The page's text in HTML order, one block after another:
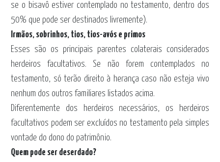
se o bisavô estiver contemplado no testamento, dentro dos
50% que pode ser destinados livremente).
Irmãos, sobrinhos, tios, tios-avós e primos
Esses são os principais parentes colaterais considerados
herdeiros facultativos. Se não forem contemplados no
testamento, só terão direito à herança caso não esteja vivo
nenhum dos outros familiares listados acima.
Diferentemente dos herdeiros necessários, os herdeiros
facultativos podem ser excluídos no testamento pela simples
vontade do dono do patrimônio.
Quem pode ser deserdado?